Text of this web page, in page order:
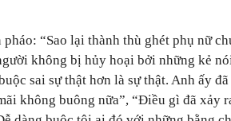
“Sao lại thành thù ghét phụ nữ
không bị hủy hoại bởi những kẻ
sai sự thật hơn là sự thật. Anh ấy
không buông nữa”, “Điều gì đã xảy